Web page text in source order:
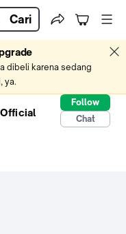
Cari
dibeli karena sedang
ya.
Follow
Chat